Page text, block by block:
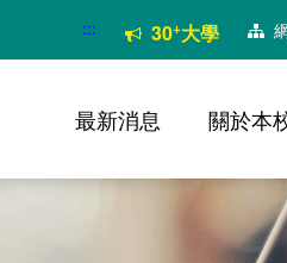
::: 30+大學
最新消息 關於本